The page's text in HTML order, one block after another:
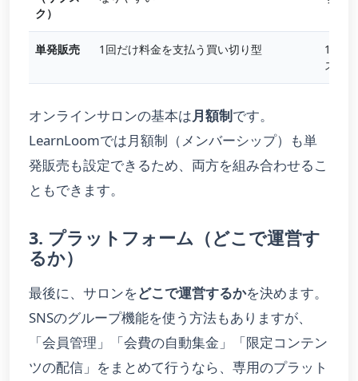
ク）
単発販売 1回だけ料金を支払う買い切り型
1本の
ス
オンラインサロンの基本は月額制です。
LearnLoomでは月額制（メンバーシップ）も単
発販売も設定できるため、両方を組み合わせるこ
ともできます。
3. プラットフォーム（どこで運営す
るか）
最後に、サロンをどこで運営するかを決めます。
SNSのグループ機能を使う方法もありますが、
「会員管理」「会費の自動集金」「限定コンテン
ツの配信」をまとめて行うなら、専用のプラット